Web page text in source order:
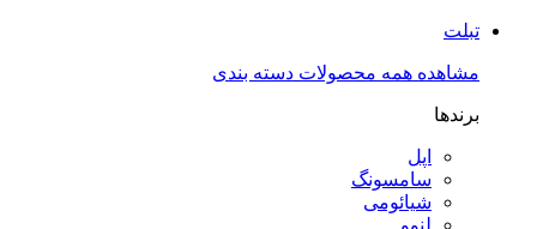
تبلت
مشاهده همه محصولات دسته بندی
برندها
اپل
سامسونگ
شیائومی
لنوو